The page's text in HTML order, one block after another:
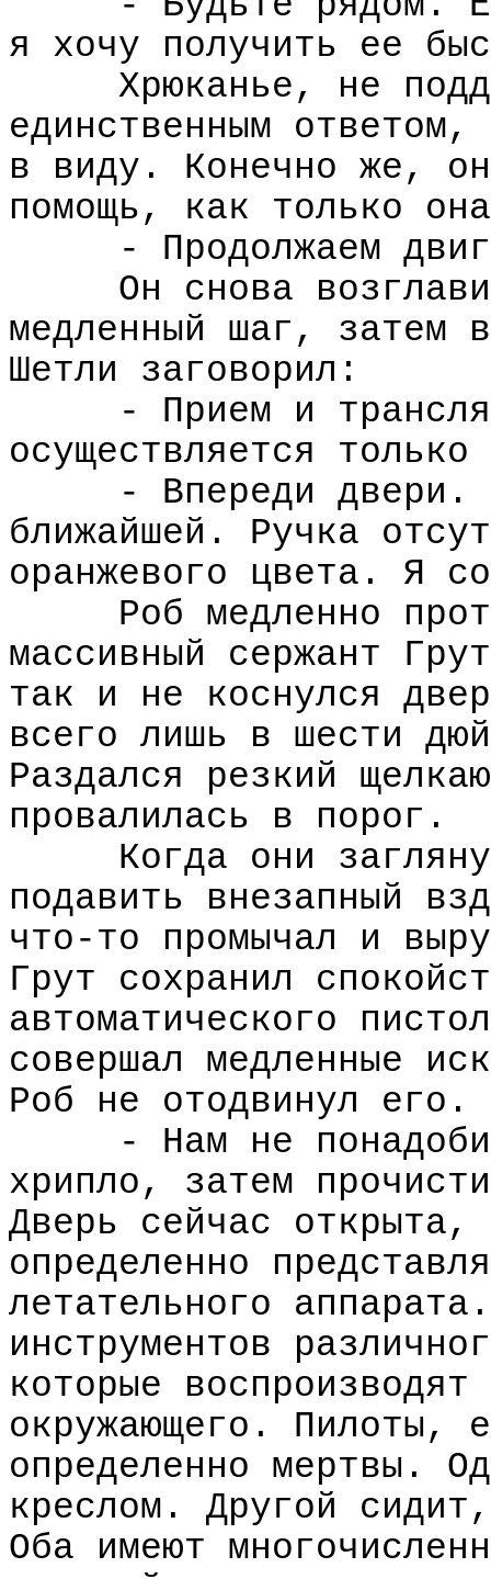
я хочу получить ее
Хрюканье, не
единственным
в виду. Конечно же,
помощь, как только
- Продолжаем
Он снова
медленный шаг, затем
Шетли заговорил:
- Прием и
осуществляется
- Впереди двери.
ближайшей. Ручка
оранжевого цвета. Я
Роб медленно
массивный сержант
так и не коснулся
всего лишь в шести
Раздался резкий
провалилась в порог.
Когда они
подавить внезапный
что-то промычал и
Грут сохранил
автоматического
совершал медленные
Роб не отодвинул его.
- Нам не
хрипло, затем
Дверь сейчас
определенно
летательного
инструментов
которые
окружающего. Пилоты,
определенно мертвы.
креслом. Другой
Оба имеют